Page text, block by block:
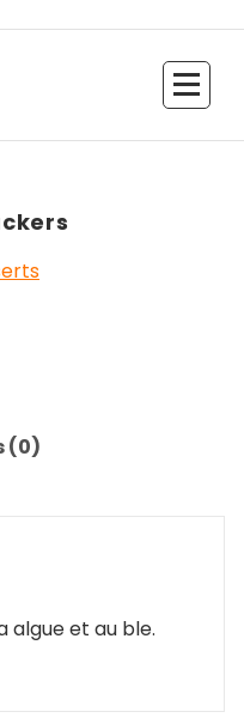
(0)
algue et au ble.